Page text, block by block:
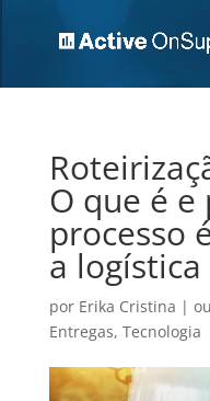
O que é e
processo
a
por Erika Cristina |
Entregas, Tecnologia